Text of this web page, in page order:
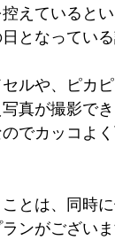
えていると
となってい
ルや、ピカ
真が撮影で
でカッコよ
とは、同時
ンがございま